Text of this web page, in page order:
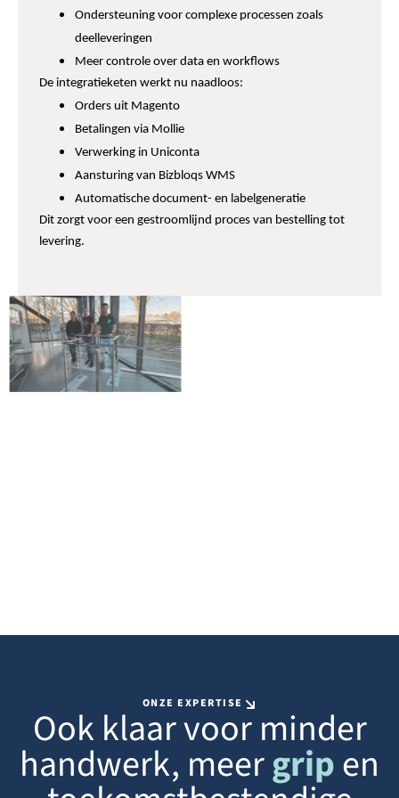
Ondersteuning voor complexe processen zoals
deelleveringen
Meer controle over data en workflows
De integratieketen werkt nu naadloos:
Orders uit Magento
Betalingen via Mollie
Verwerking in Uniconta
Aansturing van Bizbloqs WMS
Automatische document- en labelgeneratie
Dit zorgt voor een gestroomlijnd proces van bestelling tot
levering.
ONZE EXPERTISE
Ook klaar voor minder
handwerk, meergripen